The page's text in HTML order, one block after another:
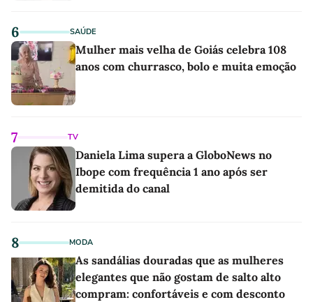
6 SAÚDE
Mulher mais velha de Goiás celebra 108
anos com churrasco, bolo e muita emoção
7 TV
Daniela Lima supera a GloboNews no
Ibope com frequência 1 ano após ser
demitida do canal
8 MODA
As sandálias douradas que as mulheres
elegantes que não gostam de salto alto
compram: confortáveis e com desconto